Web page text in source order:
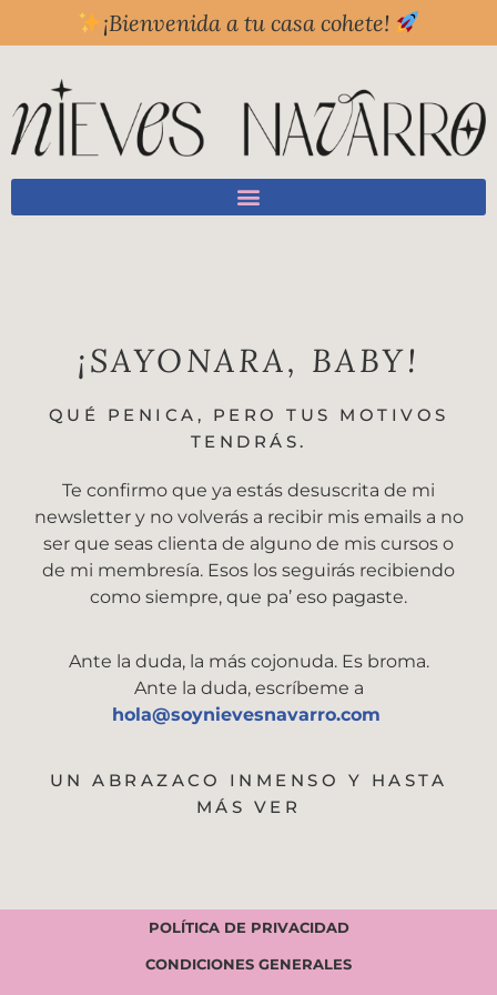
¡Bienvenida a tu casa cohete!
¡SAYONARA, BABY!
QUÉ PENICA, PERO TUS MOTIVOS
TENDRÁS.
Te confirmo que ya estás desuscrita de mi
newsletter y no volverás a recibir mis emails a no
ser que seas clienta de alguno de mis cursos o
de mi membresía. Esos los seguirás recibiendo
como siempre, que pa’ eso pagaste.
Ante la duda, la más cojonuda. Es broma.
Ante la duda, escríbeme a
hola@soynievesnavarro.com
UN ABRAZACO INMENSO Y HASTA
MÁS VER
POLÍTICA DE PRIVACIDAD
CONDICIONES GENERALES